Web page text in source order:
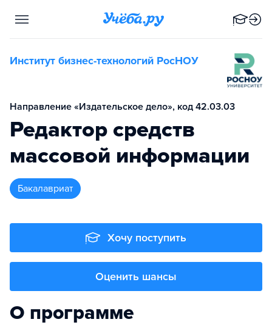
Институт бизнес-технологий РосНОУ
Направление «Издательское дело», код 42.03.03
Редактор средств
массовой информации
бакалавриат
Хочу поступить
Оценить шансы
О программе